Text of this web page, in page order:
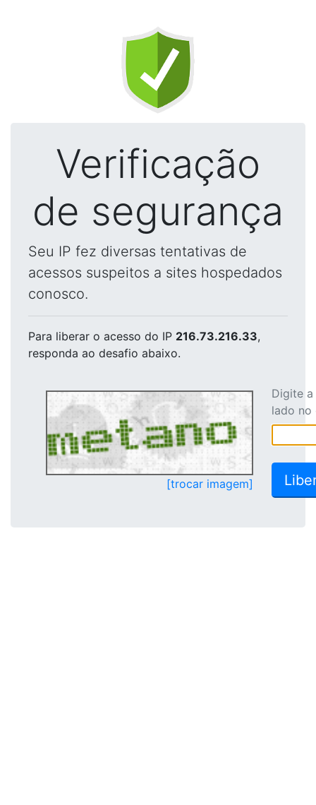
Verificação
de segurança
Seu IP fez diversas tentativas de
acessos suspeitos a sites hospedados
conosco.
Para liberar o acesso do IP 216.73.216.33,
responda ao desafio abaixo.
[trocar imagem]
Digite
lado no